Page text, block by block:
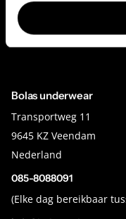
Ik ga akkoord met
Bolas underwear
Transportweg 11
9645 KZ Veendam
Nederland
085-8088091
(Elke dag bereikbaar